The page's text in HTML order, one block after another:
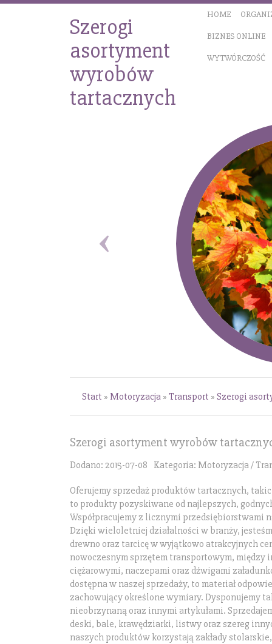
HOME
BIZNES ONLINE
WYTWÓRCZOŚĆ
Szerogi
asortyment
wyrobów
tartacznych
Start » Motoryzacja » Transport » Szerogi
Szerogi asortyment wyrobów
Dodano: 2015-07-08 Kategoria: Motoryzacja /
Oferujemy sprzedaż produktów tartacznych,
to produkty pozyskiwane od najlepszych,
Współpracujemy z licznymi przedsiębiorstwami
Dzięki wieloletniej działalności w branży,
drewno oraz tarcicę w wyjątkowo atrakcyjnych
nowoczesnym sprzętem transportowym, między
ciężarowymi, naczepami oraz dźwigami
dostępna w naszej sprzedaży, to materiał
zachowujący określone wymiary. Dysponujemy
nieobrzynaną oraz innymi artykułami.
deski, bale, krawędziarki, listwy oraz szereg
naszych produktów korzystają zakłady